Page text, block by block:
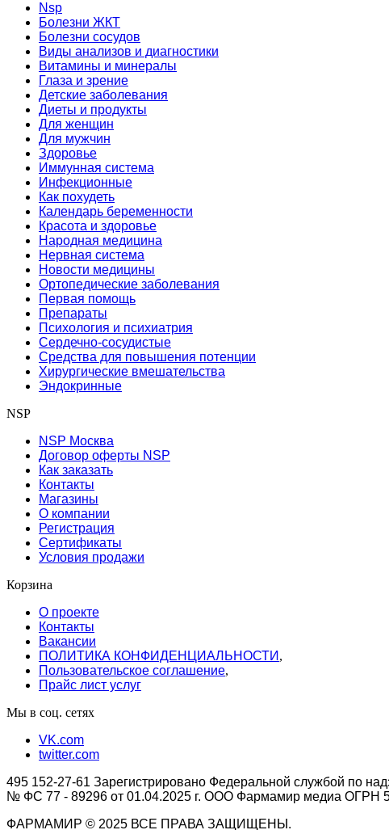
Nsp
Болезни ЖКТ
Болезни сосудов
Виды анализов и диагностики
Витамины и минералы
Глаза и зрение
Детские заболевания
Диеты и продукты
Для женщин
Для мужчин
Здоровье
Иммунная система
Инфекционные
Как похудеть
Календарь беременности
Красота и здоровье
Народная медицина
Нервная система
Новости медицины
Ортопедические заболевания
Первая помощь
Препараты
Психология и психиатрия
Сердечно-сосудистые
Средства для повышения потенции
Хирургические вмешательства
Эндокринные
NSP
NSP Москва
Договор оферты NSP
Как заказать
Контакты
Магазины
О компании
Регистрация
Сертификаты
Условия продажи
Корзина
О проекте
Контакты
Вакансии
ПОЛИТИКА КОНФИДЕНЦИАЛЬНОСТИ ,
Пользовательское соглашение,
Прайс лист услуг
Мы в соц. сетях
VK.com
twitter.com
495 152-27-61 Зарегистрировано Федеральной службой по
№ ФС 77 - 89296 от 01.04.2025 г. ООО Фармамир медиа ОГРН
ФАРМАМИР © 2025 ВСЕ ПРАВА ЗАЩИЩЕНЫ.